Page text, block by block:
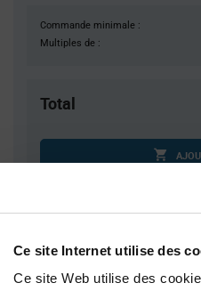
Ce site Internet utilise des
Ce site Web utilise des
Commande minimale :
Multiples de :
Total